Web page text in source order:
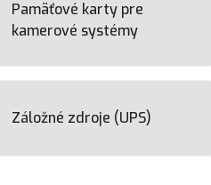
Pamäťové karty pre
kamerové systémy
Záložné zdroje (UPS)